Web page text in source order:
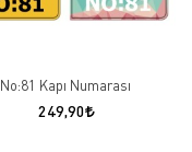
No:81 Kapı Numarası
249,90